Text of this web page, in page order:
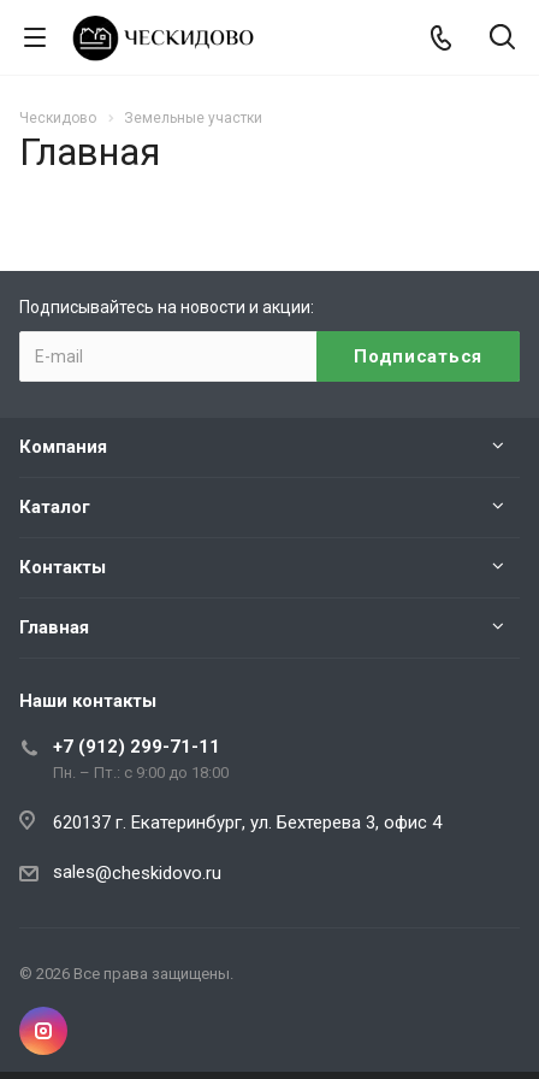
Ческидово Земельные участки
Главная
Подписывайтесь на новости и акции:
Компания
Каталог
Контакты
Главная
Наши контакты
+7 (912) 299-71-11
Пн. – Пт.: с 9:00 до 18:00
620137 г. Екатеринбург, ул. Бехтерева 3, офис 4
sales@cheskidovo.ru
© 2026 Все права защищены.